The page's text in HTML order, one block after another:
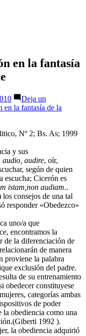
en la fantasía
Deja un
la fantasía de la
Nº 2; Bs. As; 1999
y sus
audio, audire, oír,
según de quien
escucha; Cicerón es
istam,non audiam..
consejos de una tal
responder «Obedezco»
uno/a que
encontramos la
de la diferenciación de
de manera
proviene la palabra
exclusión del padre.
de su entrenamiento
obedecer constituyese
categorías ambas
de poder
obediencia como una
1992 ).
la obediencia adquirió